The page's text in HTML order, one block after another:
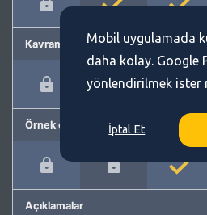
Kavram önerme
Örnek cümleler
Açıklamalar
Mobil uygulamada
daha kolay. Google
yönlendirilmek ister
İptal Et